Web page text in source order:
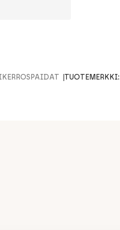
TUOTEMERKKI: